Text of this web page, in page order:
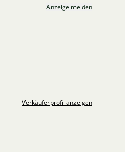
Anzeige melden
Verkäuferprofil anzeigen